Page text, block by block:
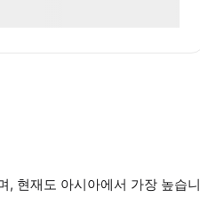
, 현재도 아시아에서 가장 높습니